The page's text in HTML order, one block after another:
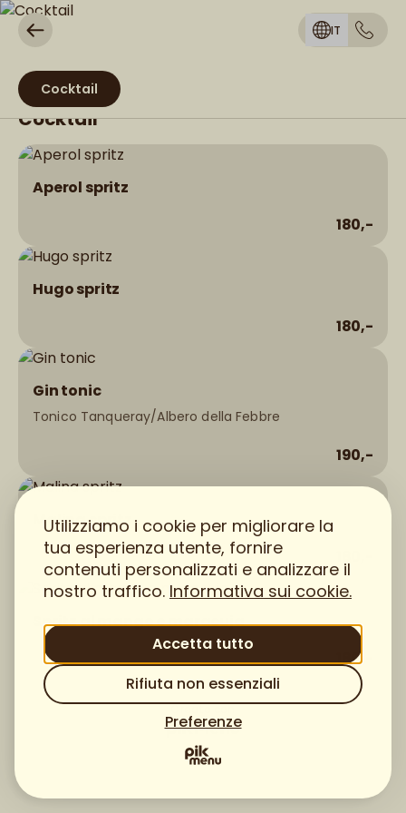
Utilizziamo i cookie per migliorare la
tua esperienza utente, fornire
contenuti personalizzati e analizzare il
nostro traffico. Informativa sui cookie.
Accetta tutto
Rifiuta non essenziali
Preferenze
IT
Cocktail
Cocktail
Aperol spritz
180,-
Hugo spritz
180,-
Gin tonic
Tonico Tanqueray/Albero della Febbre
190,-
Malina spritz
Spritz al mango e maracuja
180,-
Creato con